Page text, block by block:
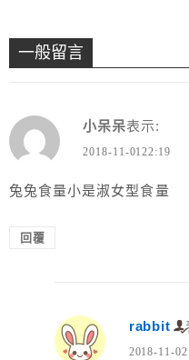
一般留言
小呆呆表示:
2018-11-0122:19
兔兔食量小是淑女型食量
回覆
rabbit
2018-11-